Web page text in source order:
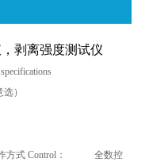
剥离强度测试仪
）
方式 Control ：
全数控